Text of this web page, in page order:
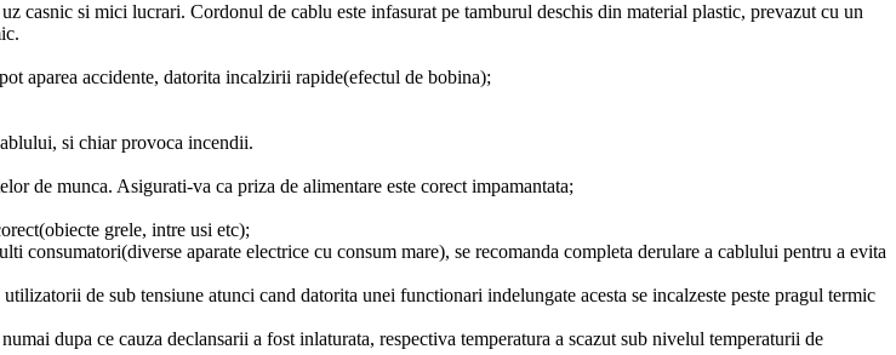
casnic si mici lucrari. Cordonul de cablu este infasurat pe tamburul deschis din material plastic, prevazut cu un
aparea accidente, datorita incalzirii rapide(efectul de bobina);
si chiar provoca incendii.
de munca. Asigurati-va ca priza de alimentare este corect impamantata;
grele, intre usi etc);
aparate electrice cu consum mare), se recomanda completa derulare a cablului pentru a evita
de sub tensiune atunci cand datorita unei functionari indelungate acesta se incalzeste peste pragul termic
dupa ce cauza declansarii a fost inlaturata, respectiva temperatura a scazut sub nivelul temperaturii de